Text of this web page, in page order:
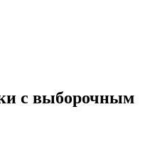
с выборочным